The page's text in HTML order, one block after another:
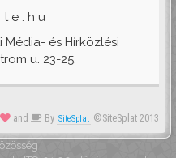
t e . h u
Média- és Hírközlési
u. 23-25.
and By SiteSplat ©SiteSplat 2013